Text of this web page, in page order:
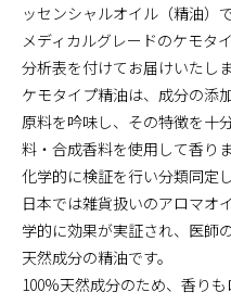
ッセンシャルオイル（精油）で
メディカルグレードのケモタ
分析表を付けてお届けいたしま
ケモタイプ精油は、成分の添
原料を吟味し、その特徴を十
料・合成香料を使用して香りま
化学的に検証を行い分類同定
日本では雑貨扱いのアロマオ
学的に効果が実証され、医師
天然成分の精油です。
100%天然成分のため、香り